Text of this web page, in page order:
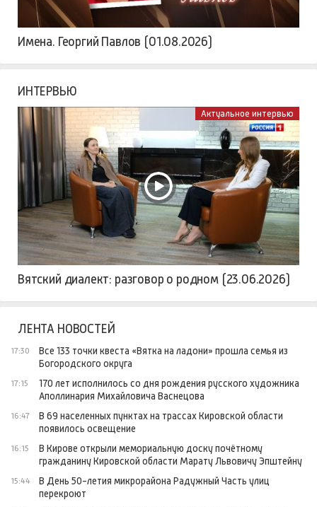
Имена. Георгий Павлов (01.08.2026)
ИНТЕРВЬЮ
Актуальное интервью
Вятский диалект: разговор о родном (23.06.2026)
ЛЕНТА НОВОСТЕЙ
17:30
Все 133 точки квеста «Вятка на ладони» прошла семья из
Богородского округа
17:15
170 лет исполнилось со дня рождения русского художника
Аполлинария Михайловича Васнецова
16:47
В 69 населенных пунктах на трассах Кировской области
появилось освещение
16:15
В Кирове открыли мемориальную доску почётному
гражданину Кировской области Марату Львовичу Эпштейну
15:44
В День 50-летия микрорайона Радужный Часть улиц
перекроют